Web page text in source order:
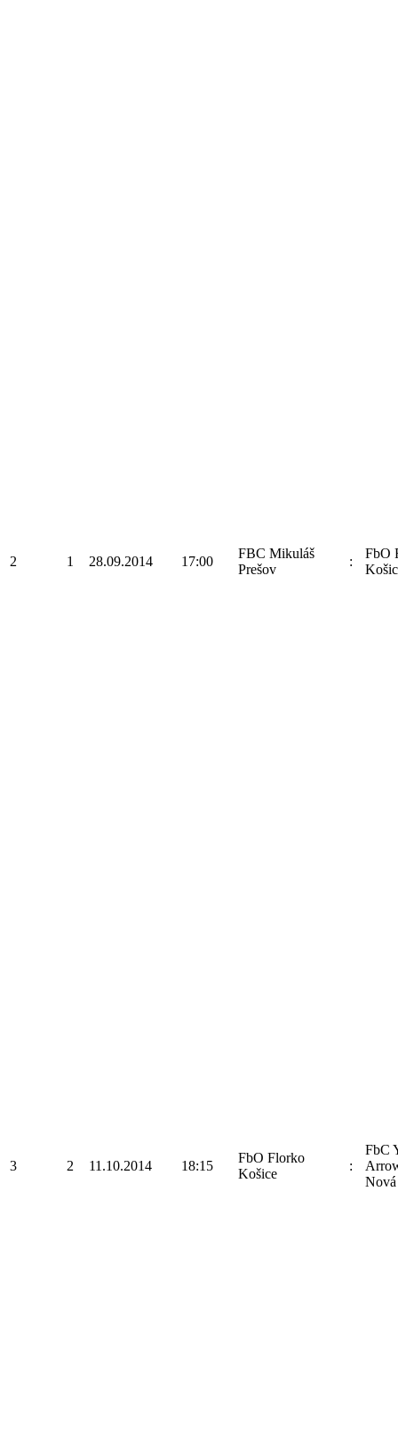
2 1 28.09.2014 17:00
FBC Mikuláš
Prešov
:
FbO
3 2 11.10.2014 18:15
FbO Florko
Košice
:
FbC
Nová